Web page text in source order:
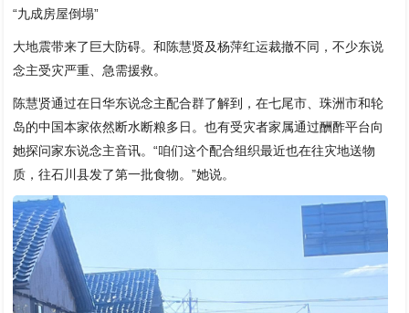
“九成房屋倒塌”
大地震带来了巨大防碍。和陈慧贤及杨萍红运裁撤不同，不少东说
念主受灾严重、急需援救。
陈慧贤通过在日华东说念主配合群了解到，在七尾市、珠洲市和轮
岛的中国本家依然断水断粮多日。也有受灾者家属通过酬酢平台向
她探问家东说念主音讯。“咱们这个配合组织最近也在往灾地送物
质，往石川县发了第一批食物。”她说。